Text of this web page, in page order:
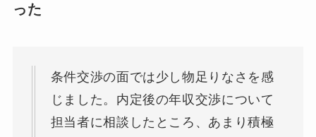
った
条件交渉の面では少し物足りなさを感
じました。内定後の年収交渉について
担当者に相談したところ、あまり積極